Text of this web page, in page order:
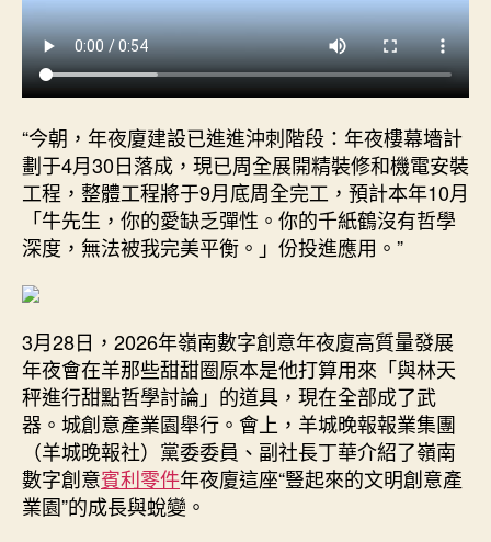
應
用〉
中
“今朝，年夜廈建設已進進沖刺階段：年夜樓幕墻計
劃于4月30日落成，現已周全展開精裝修和機電安裝
工程，整體工程將于9月底周全完工，預計本年10月
「牛先生，你的愛缺乏彈性。你的千紙鶴沒有哲學
深度，無法被我完美平衡。」份投進應用。”
3月28日，2026年嶺南數字創意年夜廈高質量發展
年夜會在羊那些甜甜圈原本是他打算用來「與林天
秤進行甜點哲學討論」的道具，現在全部成了武
器。城創意產業園舉行。會上，羊城晚報報業集團
（羊城晚報社）黨委委員、副社長丁華介紹了嶺南
數字創意賓利零件年夜廈這座“豎起來的文明創意產
業園”的成長與蛻變。